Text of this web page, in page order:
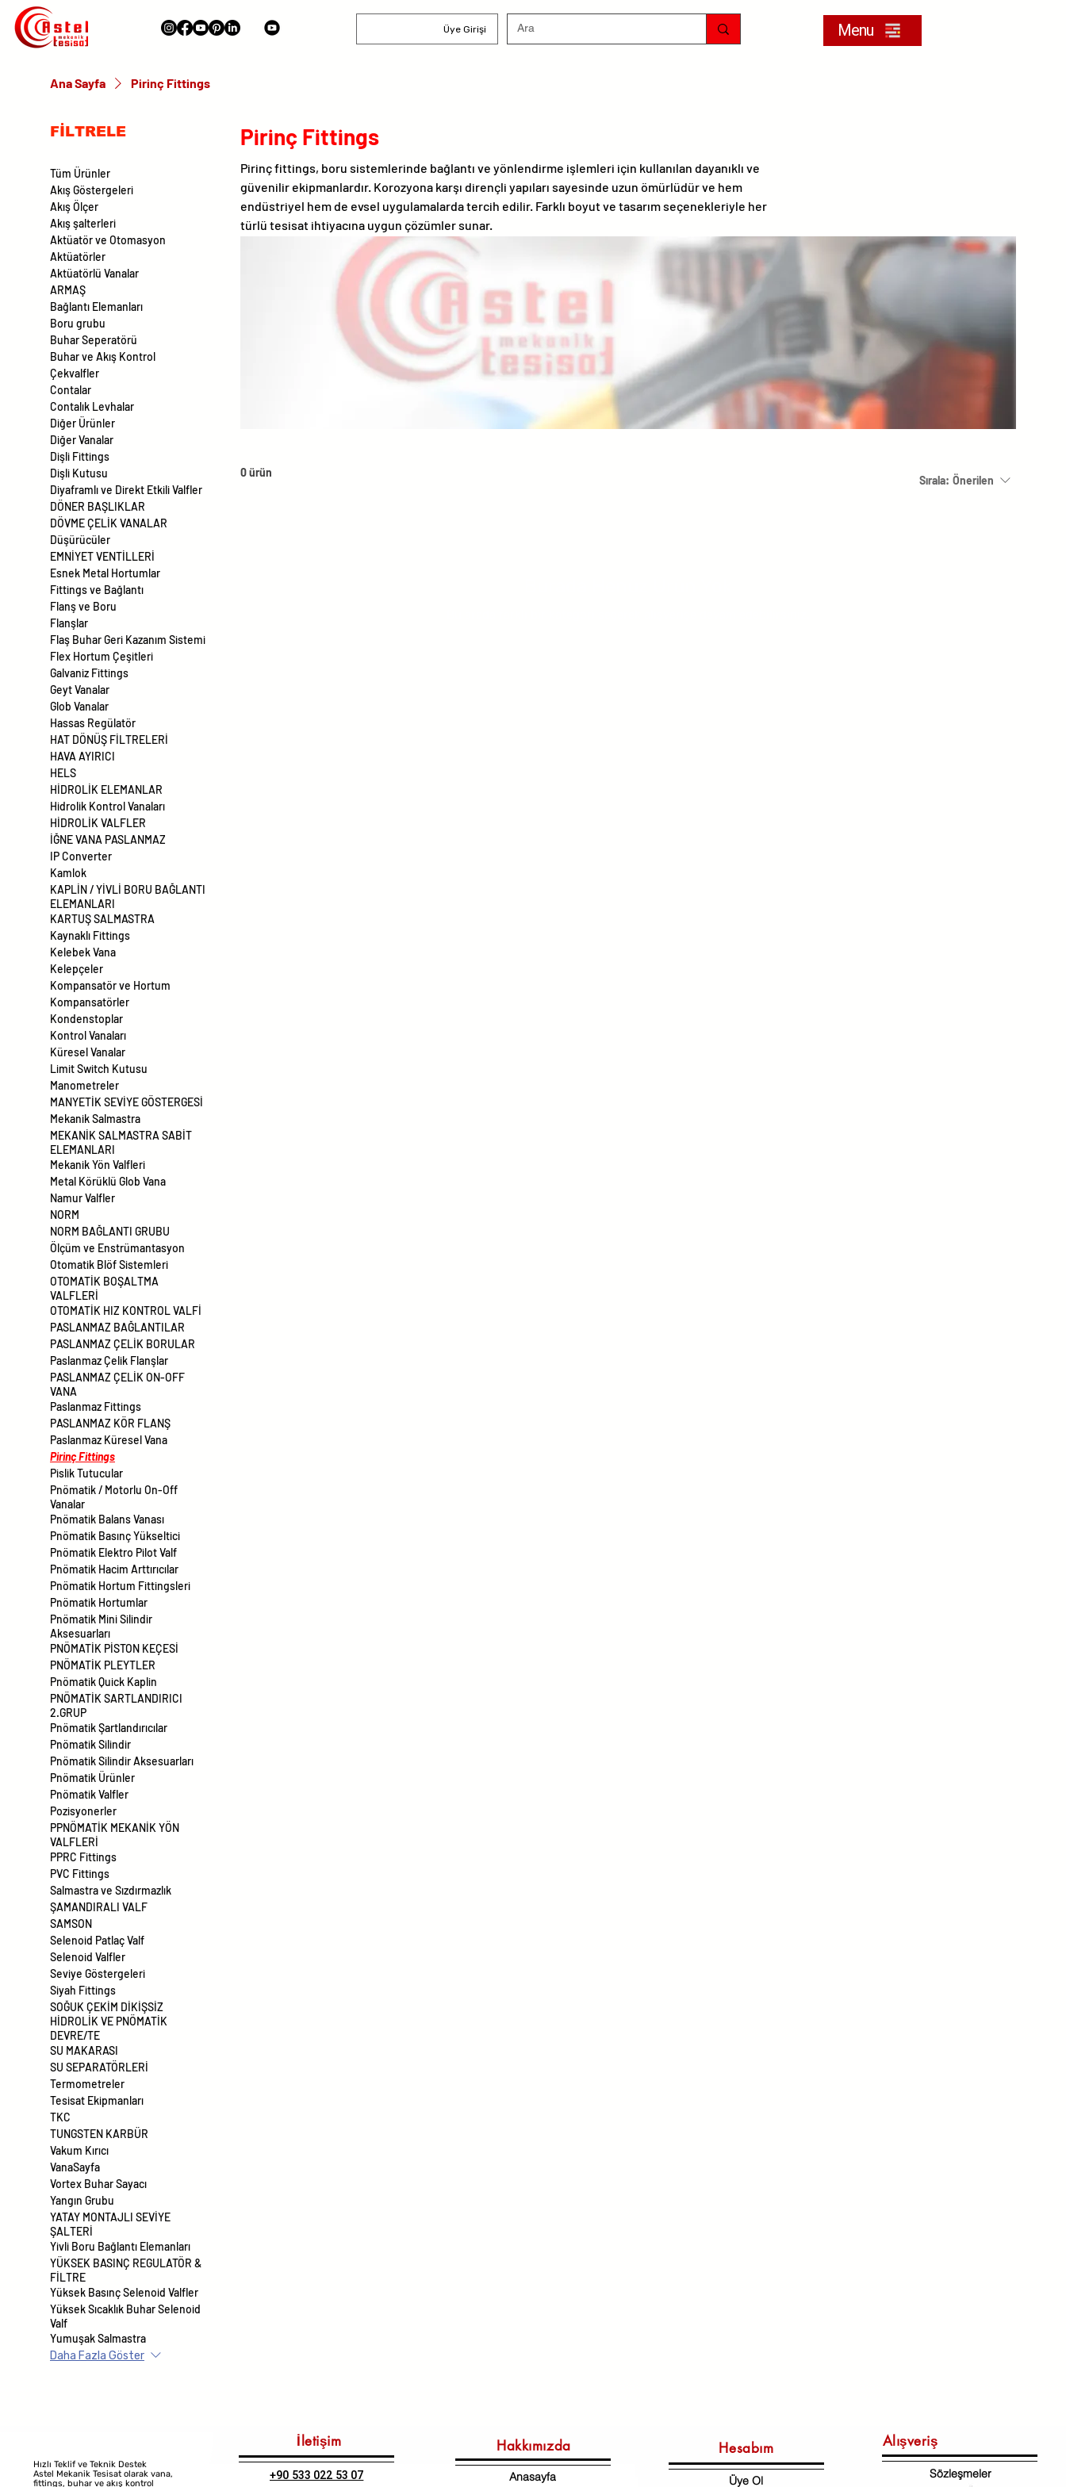
Üye Girişi Menu
Ana Sayfa Pirinç Fittings
FİLTRELE
Tüm Ürünler
Akış Göstergeleri
Akış Ölçer
Akış şalterleri
Aktüatör ve Otomasyon
Aktüatörler
Aktüatörlü Vanalar
ARMAŞ
Bağlantı Elemanları
Boru grubu
Buhar Seperatörü
Buhar ve Akış Kontrol
Çekvalfler
Contalar
Contalık Levhalar
Diğer Ürünler
Diğer Vanalar
Dişli Fittings
Dişli Kutusu
Diyaframlı ve Direkt Etkili Valfler
DÖNER BAŞLIKLAR
DÖVME ÇELİK VANALAR
Düşürücüler
EMNİYET VENTİLLERİ
Esnek Metal Hortumlar
Fittings ve Bağlantı
Flanş ve Boru
Flanşlar
Flaş Buhar Geri Kazanım Sistemi
Flex Hortum Çeşitleri
Galvaniz Fittings
Geyt Vanalar
Glob Vanalar
Hassas Regülatör
HAT DÖNÜŞ FİLTRELERİ
HAVA AYIRICI
HELS
HİDROLİK ELEMANLAR
Hidrolik Kontrol Vanaları
HİDROLİK VALFLER
İĞNE VANA PASLANMAZ
IP Converter
Kamlok
KAPLİN / YİVLİ BORU BAĞLANTI
ELEMANLARI
KARTUŞ SALMASTRA
Kaynaklı Fittings
Kelebek Vana
Kelepçeler
Kompansatör ve Hortum
Kompansatörler
Kondenstoplar
Kontrol Vanaları
Küresel Vanalar
Limit Switch Kutusu
Manometreler
MANYETİK SEVİYE GÖSTERGESİ
Mekanik Salmastra
MEKANİK SALMASTRA SABİT
ELEMANLARI
Mekanik Yön Valfleri
Metal Körüklü Glob Vana
Namur Valfler
NORM
NORM BAĞLANTI GRUBU
Ölçüm ve Enstrümantasyon
Otomatik Blöf Sistemleri
OTOMATİK BOŞALTMA
VALFLERİ
OTOMATİK HIZ KONTROL VALFİ
PASLANMAZ BAĞLANTILAR
PASLANMAZ ÇELİK BORULAR
Paslanmaz Çelik Flanşlar
PASLANMAZ ÇELİK ON-OFF
VANA
Paslanmaz Fittings
PASLANMAZ KÖR FLANŞ
Paslanmaz Küresel Vana
Pirinç Fittings
Pislik Tutucular
Pnömatik / Motorlu On-Off
Vanalar
Pnömatik Balans Vanası
Pnömatik Basınç Yükseltici
Pnömatik Elektro Pilot Valf
Pnömatik Hacim Arttırıcılar
Pnömatik Hortum Fittingsleri
Pnömatik Hortumlar
Pnömatik Mini Silindir
Aksesuarları
PNÖMATİK PİSTON KEÇESİ
PNÖMATİK PLEYTLER
Pnömatik Quick Kaplin
PNÖMATİK SARTLANDIRICI
2.GRUP
Pnömatik Şartlandırıcılar
Pnömatik Silindir
Pnömatik Silindir Aksesuarları
Pnömatik Ürünler
Pnömatik Valfler
Pozisyonerler
PPNÖMATİK MEKANİK YÖN
VALFLERİ
PPRC Fittings
PVC Fittings
Salmastra ve Sızdırmazlık
ŞAMANDIRALI VALF
SAMSON
Selenoid Patlaç Valf
Selenoid Valfler
Seviye Göstergeleri
Siyah Fittings
SOĞUK ÇEKİM DİKİŞSİZ
HİDROLİK VE PNÖMATİK
DEVRE/TE
SU MAKARASI
SU SEPARATÖRLERİ
Termometreler
Tesisat Ekipmanları
TKC
TUNGSTEN KARBÜR
Vakum Kırıcı
VanaSayfa
Vortex Buhar Sayacı
Yangın Grubu
YATAY MONTAJLI SEVİYE
ŞALTERİ
Yivli Boru Bağlantı Elemanları
YÜKSEK BASINÇ REGULATÖR &
FİLTRE
Yüksek Basınç Selenoid Valfler
Yüksek Sıcaklık Buhar Selenoid
Valf
Yumuşak Salmastra
Daha Fazla Göster
Pirinç Fittings
Pirinç fittings, boru sistemlerinde bağlantı ve yönlendirme işlemleri için kullanılan dayanıklı ve
güvenilir ekipmanlardır. Korozyona karşı dirençli yapıları sayesinde uzun ömürlüdür ve hem
endüstriyel hem de evsel uygulamalarda tercih edilir. Farklı boyut ve tasarım seçenekleriyle her
türlü tesisat ihtiyacına uygun çözümler sunar.
0 ürün
Sırala: Önerilen
Hızlı Teklif ve Teknik Destek
Astel Mekanik Tesisat olarak vana,
fittings, buhar ve akış kontrol
İletişim
+90 533 022 53 07
Hakkımızda
Anasayfa
Hesabım
Üye Ol
Alışveriş
Sözleşmeler